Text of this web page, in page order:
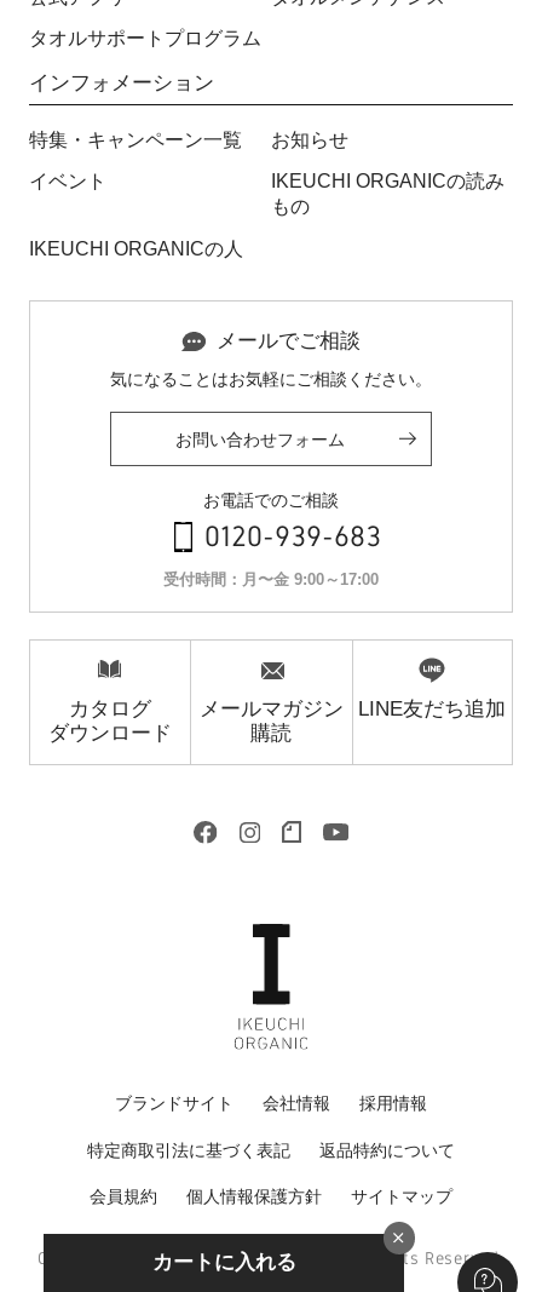
カートに入れる
タオルサポートプログラム
インフォメーション
特集・キャンペーン一覧 お知らせ
イベント
IKEUCHI ORGANICの読み
もの
IKEUCHI ORGANICの人
メールでご相談
気になることはお気軽にご相談ください。
お問い合わせフォーム
お電話でのご相談
0120-939-683
受付時間：月〜金 9:00～17:00
カタログ
ダウンロード
メールマガジン
購読
LINE友だち追加
ブランドサイト 会社情報 採用情報
特定商取引法に基づく表記 返品特約について
会員規約 個人情報保護方針 サイトマップ
Copyright © 2022 IKEUCHI ORGANIC All Rights Reserved.